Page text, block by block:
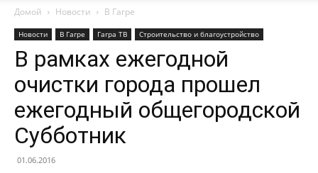
Гагрского
района
Домой Новости В Гагре
Новости В Гагре Гагра ТВ Строительство и благоустройство
В рамках ежегодной
очистки города прошел
ежегодный общегородской
Субботник
01.06.2016